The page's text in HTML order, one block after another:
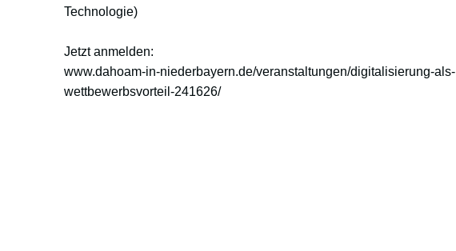
Technologie)
Jetzt anmelden:
www.dahoam-in-niederbayern.de/veranstaltungen/digitalisierung-als-
wettbewerbsvorteil-241626/